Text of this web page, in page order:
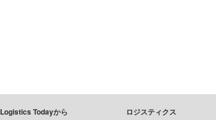
Logistics Todayから ロジスティクス